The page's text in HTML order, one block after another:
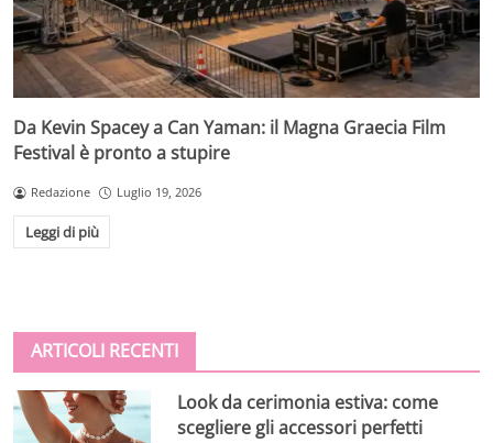
Da Kevin Spacey a Can Yaman: il Magna Graecia Film
Festival è pronto a stupire
Redazione Luglio 19, 2026
Leggi di più
ARTICOLI RECENTI
Look da cerimonia estiva: come
scegliere gli accessori perfetti